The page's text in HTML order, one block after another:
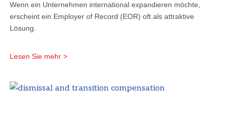
Wenn ein Unternehmen international expandieren möchte,
erscheint ein Employer of Record (EOR) oft als attraktive
Lösung.
Lesen Sie mehr >